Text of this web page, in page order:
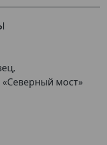
«Северный мост»